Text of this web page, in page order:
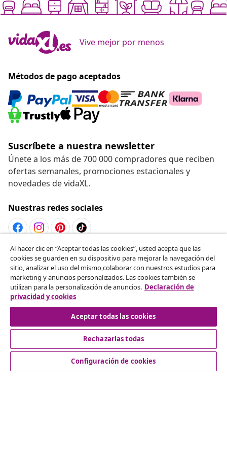
Vive mejor por menos
Métodos de pago aceptados
Suscríbete a nuestra newsletter
Únete a los más de 700 000 compradores que reciben
ofertas semanales, promociones estacionales y
novedades de vidaXL.
Nuestras redes sociales
Desistir del contrato
Solicita la cancelación de tu pedido.
Desistir del contrato
Servicio al Cliente
Empresas
Al hacer clic en “Aceptar todas las cookies”, usted acepta que las
cookies se guarden en su dispositivo para mejorar la navegación del
sitio, analizar el uso del mismo,colaborar con nuestros estudios para
marketing y anuncios personalizados. Las cookies también se
utilizan para la personalización de anuncios. Declaración de
privacidad y cookies
Aceptar todas las cookies
Rechazarlas todas
Configuración de cookies